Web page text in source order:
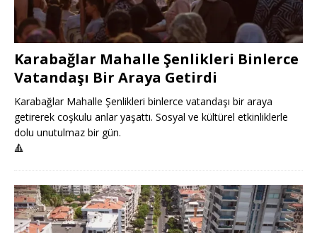
Karabağlar Mahalle Şenlikleri Binlerce
Vatandaşı Bir Araya Getirdi
Karabağlar Mahalle Şenlikleri binlerce vatandaşı bir araya
getirerek coşkulu anlar yaşattı. Sosyal ve kültürel etkinliklerle
dolu unutulmaz bir gün.
🔺